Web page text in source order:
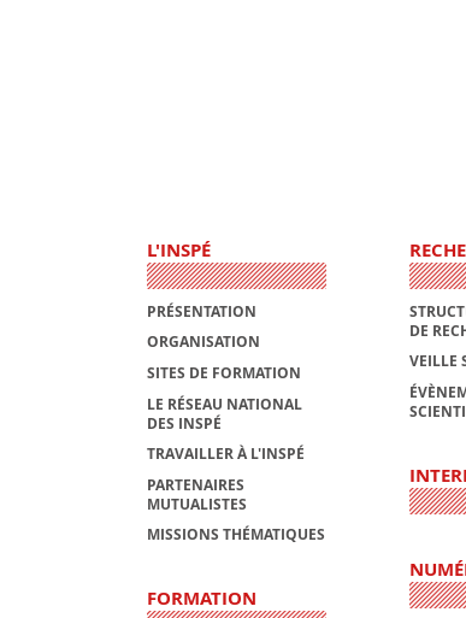
L'INSPÉ
PRÉSENTATION
ORGANISATION
SITES DE FORMATION
LE RÉSEAU NATIONAL
DES INSPÉ
TRAVAILLER À L'INSPÉ
PARTENAIRES
MUTUALISTES
MISSIONS THÉMATIQUES
FORMATION
DE
VEILLE